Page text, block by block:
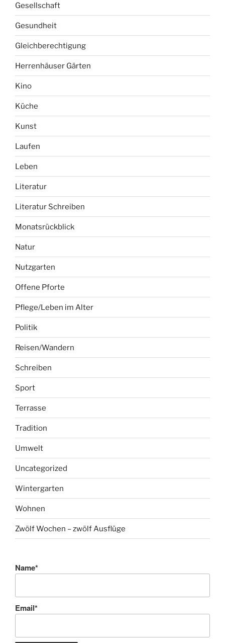
Gesellschaft
Gesundheit
Gleichberechtigung
Herrenhäuser Gärten
Kino
Küche
Kunst
Laufen
Leben
Literatur
Literatur Schreiben
Monatsrückblick
Natur
Nutzgarten
Offene Pforte
Pflege/Leben im Alter
Politik
Reisen/Wandern
Schreiben
Sport
Terrasse
Tradition
Umwelt
Uncategorized
Wintergarten
Wohnen
Zwölf Wochen – zwölf Ausflüge
Name*
Email*